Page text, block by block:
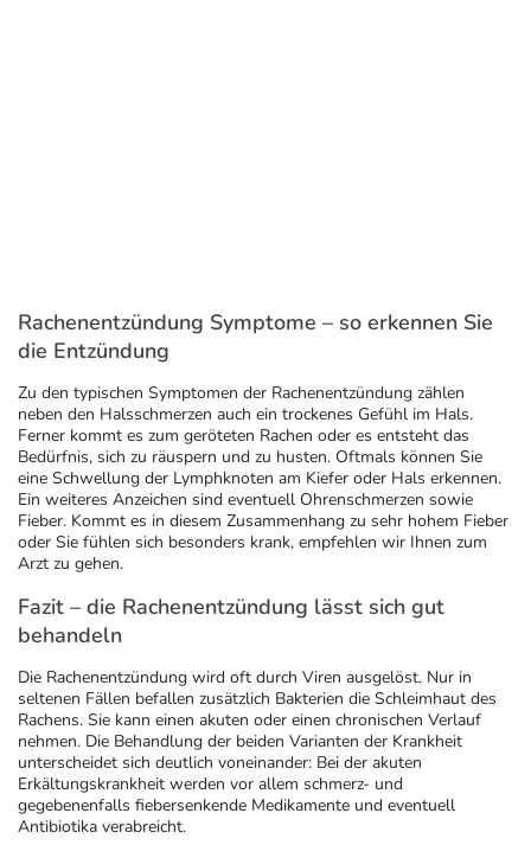
Rachenentzündung Symptome – so erkennen Sie
die Entzündung
Zu den typischen Symptomen der Rachenentzündung zählen
neben den Halsschmerzen auch ein trockenes Gefühl im Hals.
Ferner kommt es zum geröteten Rachen oder es entsteht das
Bedürfnis, sich zu räuspern und zu husten. Oftmals können Sie
eine Schwellung der Lymphknoten am Kiefer oder Hals erkennen.
Ein weiteres Anzeichen sind eventuell Ohrenschmerzen sowie
Fieber. Kommt es in diesem Zusammenhang zu sehr hohem Fieber
oder Sie fühlen sich besonders krank, empfehlen wir Ihnen zum
Arzt zu gehen.
Fazit – die Rachenentzündung lässt sich gut
behandeln
Die Rachenentzündung wird oft durch Viren ausgelöst. Nur in
seltenen Fällen befallen zusätzlich Bakterien die Schleimhaut des
Rachens. Sie kann einen akuten oder einen chronischen Verlauf
nehmen. Die Behandlung der beiden Varianten der Krankheit
unterscheidet sich deutlich voneinander: Bei der akuten
Erkältungskrankheit werden vor allem schmerz- und
gegebenenfalls fiebersenkende Medikamente und eventuell
Antibiotika verabreicht.